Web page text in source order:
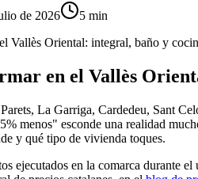
de 2026
5 min
Vallès Oriental: integral, baño y
en el Vallès
La Garriga, Cardedeu, Sant
menos" esconde una realidad
y qué tipo de vivienda toques.
ejecutados en la comarca durante